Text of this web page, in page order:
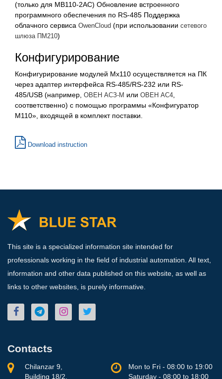
(только для МВ110-2АС) Обновление встроенного
программного обеспечения по RS-485 Поддержка
облачного сервиса OwenCloud (при использовании сетевого
шлюза ПМ210)
Конфигурирование
Конфигурирование модулей Мx110 осуществляется на ПК
через адаптер интерфейса RS-485/RS-232 или RS-
485/USB (например, ОВЕН АСЗ-М или ОВЕН АС4
соответственно) с помощью программы «Конфигуратор
М110», входящей в комплект поставки.
Download instruction
This site is a specialized information site intended for
professionals working in the field of industrial automation. All text,
information and other data published on this website, as well as
links to other websites, is purely informative.
Contacts
Chilanzar 9,
Building 18/2,
Mon to Fri - 08:00 to 19:00
Saturday - 08:00 to 18:00